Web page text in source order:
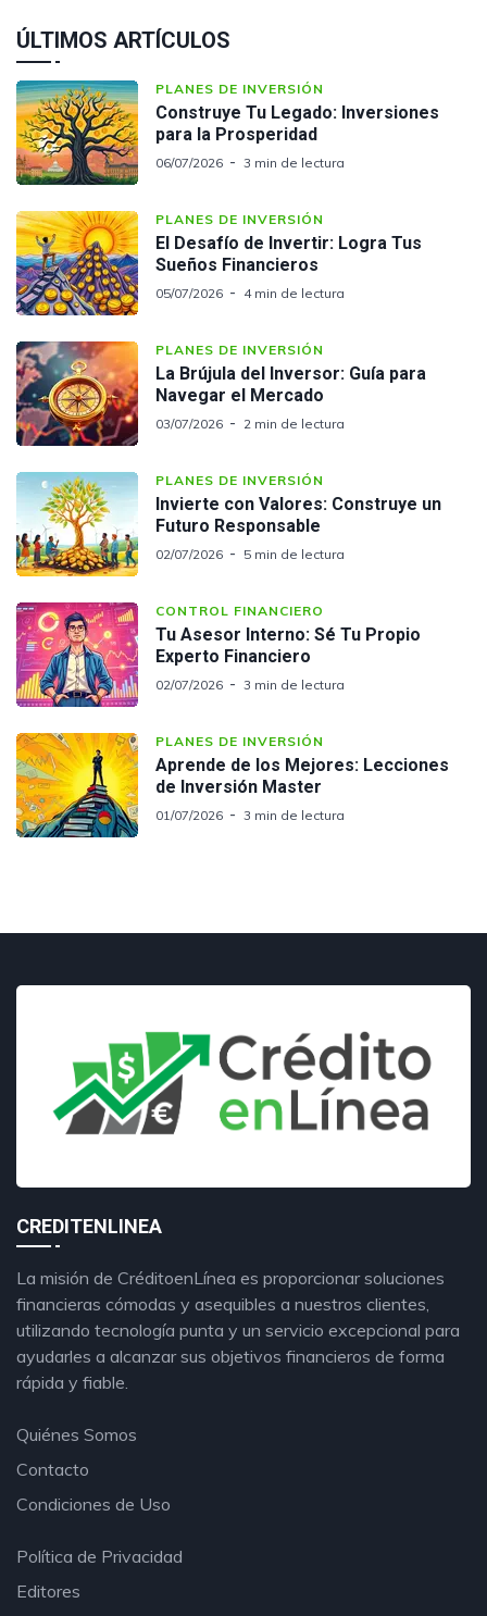
ÚLTIMOS ARTÍCULOS
PLANES DE INVERSIÓN
Construye Tu Legado: Inversiones
para la Prosperidad
06/07/2026 3 min de lectura
PLANES DE INVERSIÓN
El Desafío de Invertir: Logra Tus
Sueños Financieros
05/07/2026 4 min de lectura
PLANES DE INVERSIÓN
La Brújula del Inversor: Guía para
Navegar el Mercado
03/07/2026 2 min de lectura
PLANES DE INVERSIÓN
Invierte con Valores: Construye un
Futuro Responsable
02/07/2026 5 min de lectura
CONTROL FINANCIERO
Tu Asesor Interno: Sé Tu Propio
Experto Financiero
02/07/2026 3 min de lectura
PLANES DE INVERSIÓN
Aprende de los Mejores: Lecciones
de Inversión Master
01/07/2026 3 min de lectura
CREDITENLINEA
La misión de CréditoenLínea es proporcionar soluciones
financieras cómodas y asequibles a nuestros clientes,
utilizando tecnología punta y un servicio excepcional para
ayudarles a alcanzar sus objetivos financieros de forma
rápida y fiable.
Quiénes Somos
Contacto
Condiciones de Uso
Política de Privacidad
Editores